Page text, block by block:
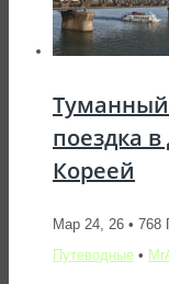
Туманный
поездка
Кореей
Мар 24, 26 • 768
Путеводные •